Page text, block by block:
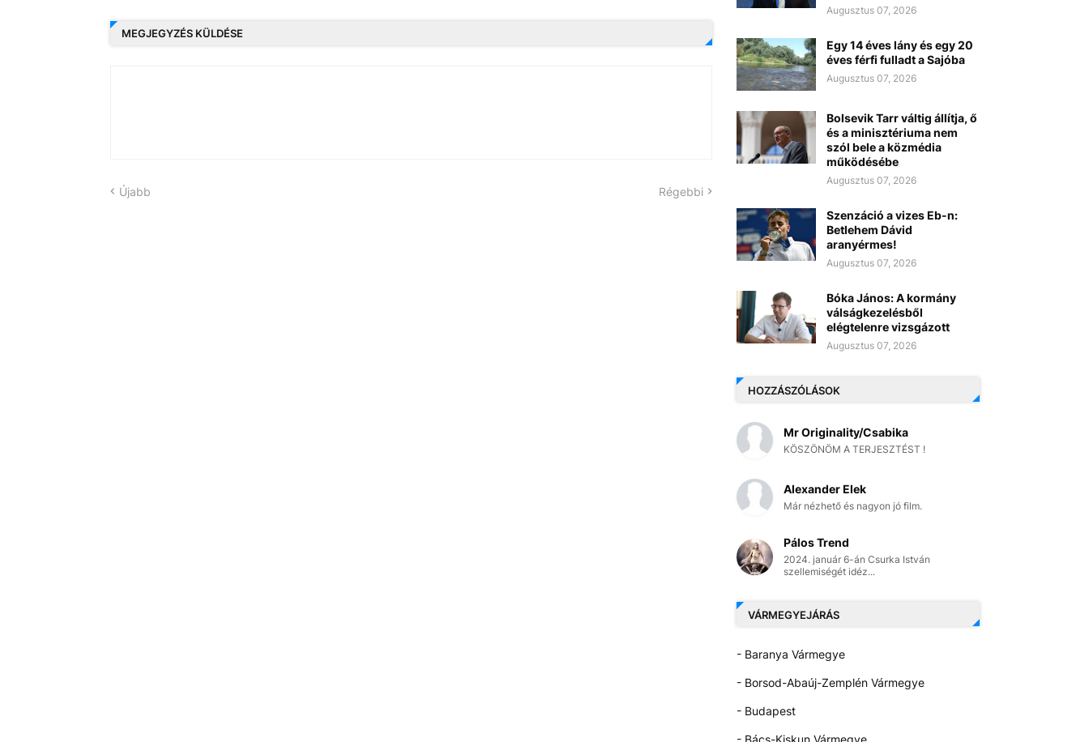
MEGJEGYZÉS KÜLDÉSE
Újabb Régebbi
Augusztus 07, 2026
Egy 14 éves lány és egy 20
éves férfi fulladt a Sajóba
Augusztus 07, 2026
Bolsevik Tarr váltig állítja, ő
és a minisztériuma nem
szól bele a közmédia
működésébe
Augusztus 07, 2026
Szenzáció a vizes Eb-n:
Betlehem Dávid
aranyérmes!
Augusztus 07, 2026
Bóka János: A kormány
válságkezelésből
elégtelenre vizsgázott
Augusztus 07, 2026
HOZZÁSZÓLÁSOK
Mr Originality/Csabika
KÖSZÖNÖM A TERJESZTÉST !
Alexander Elek
Már nézhető és nagyon jó film.
Pálos Trend
2024. január 6-án Csurka István
szellemiségét idéz...
VÁRMEGYEJÁRÁS
- Baranya Vármegye
- Borsod-Abaúj-Zemplén Vármegye
- Budapest
- Bács-Kiskun Vármegye